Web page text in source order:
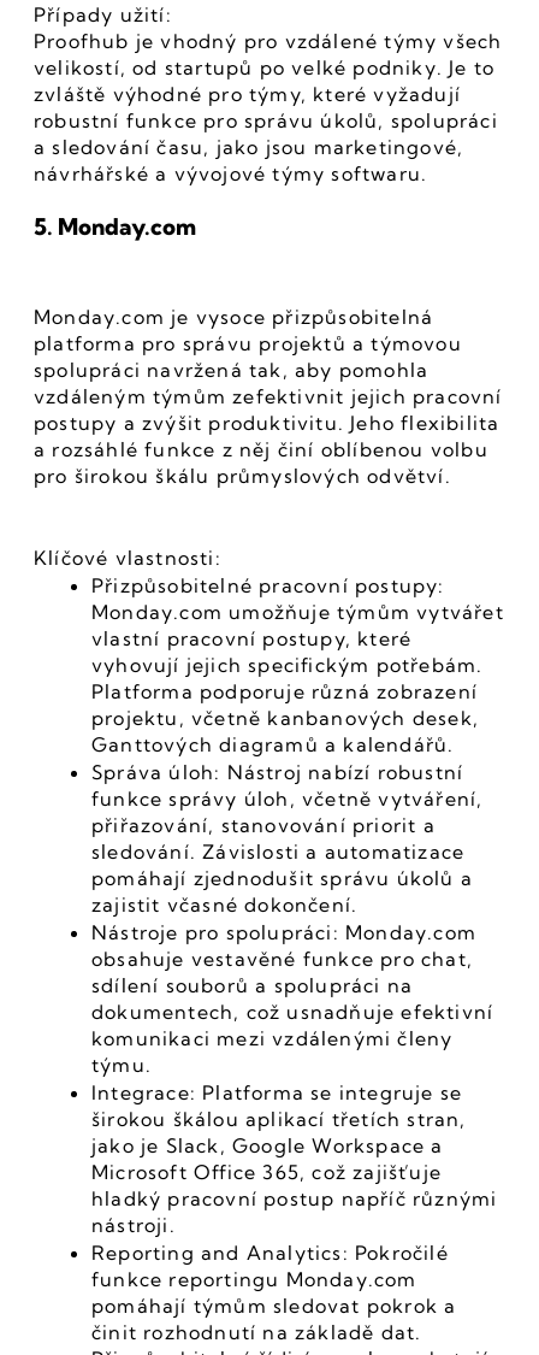
Případy užití:
Proofhub je vhodný pro vzdálené týmy všech
velikostí, od startupů po velké podniky. Je to
zvláště výhodné pro týmy, které vyžadují
robustní funkce pro správu úkolů, spolupráci
a sledování času, jako jsou marketingové,
návrhářské a vývojové týmy softwaru.
5. Monday.com
Monday.com je vysoce přizpůsobitelná
platforma pro správu projektů a týmovou
spolupráci navržená tak, aby pomohla
vzdáleným týmům zefektivnit jejich pracovní
postupy a zvýšit produktivitu. Jeho flexibilita
a rozsáhlé funkce z něj činí oblíbenou volbu
pro širokou škálu průmyslových odvětví.
Klíčové vlastnosti:
Přizpůsobitelné pracovní postupy:
Monday.com umožňuje týmům vytvářet
vlastní pracovní postupy, které
vyhovují jejich specifickým potřebám.
Platforma podporuje různá zobrazení
projektu, včetně kanbanových desek,
Ganttových diagramů a kalendářů.
Správa úloh: Nástroj nabízí robustní
funkce správy úloh, včetně vytváření,
přiřazování, stanovování priorit a
sledování. Závislosti a automatizace
pomáhají zjednodušit správu úkolů a
zajistit včasné dokončení.
Nástroje pro spolupráci: Monday.com
obsahuje vestavěné funkce pro chat,
sdílení souborů a spolupráci na
dokumentech, což usnadňuje efektivní
komunikaci mezi vzdálenými členy
týmu.
Integrace: Platforma se integruje se
širokou škálou aplikací třetích stran,
jako je Slack, Google Workspace a
Microsoft Office 365, což zajišťuje
hladký pracovní postup napříč různými
nástroji.
Reporting and Analytics: Pokročilé
funkce reportingu Monday.com
pomáhají týmům sledovat pokrok a
činit rozhodnutí na základě dat.